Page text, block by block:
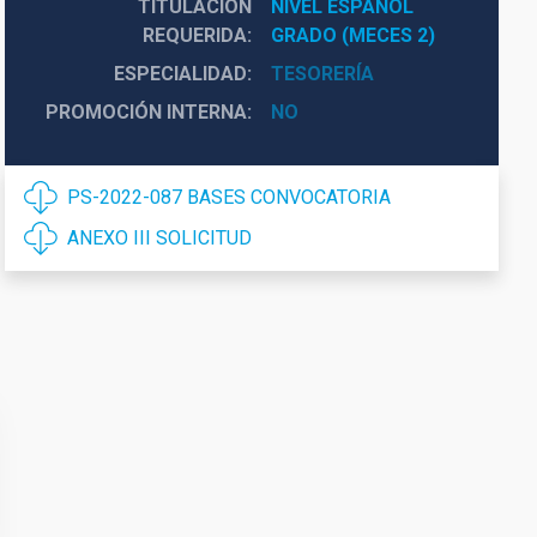
TITULACIÓN
REQUERIDA
NIVEL ESPAÑOL
GRADO (MECES 2)
ESPECIALIDAD
TESORERÍA
PROMOCIÓN INTERNA
NO
PS-2022-087 BASES CONVOCATORIA
ANEXO III SOLICITUD